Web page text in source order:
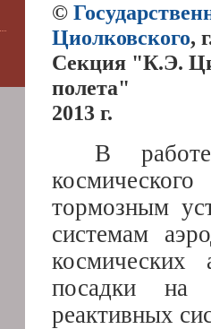
©
Циолковского,
Секция "К.Э.
полета"
2013 г.
В работе
тормозным
системам
посадки на
реактивных